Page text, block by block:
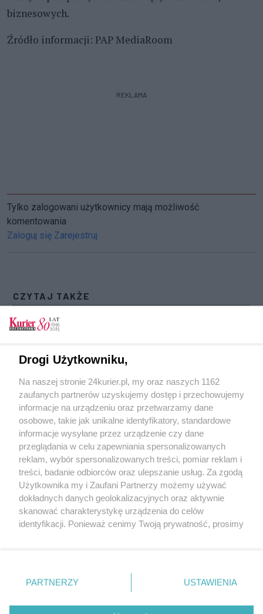
biznesowych.
Źródło informacji: PAP MediaRoom
REKLAMA
Tylko zalogowani użytkownicy mają możliwość
komentowania
Zaloguj się Zarejestruj
CZYTAJ TAKŻE
Polacy szukają alternatyw dla rosnących
kosztów transportu. Na popularności zyskują
Szczerze o otyłości [FILM]
Polak rekordzistą świata w 20-krotnym
Ironmanie Continuous
POGODA
28℃
Zobacz prognozę na 3 dni
Copyright © 2022 Kurier Szczeciński sp. z o.o.
Wszelkie prawa zastrzeżone
Drogi Użytkowniku,
Na naszej stronie 24kurier.pl, my oraz naszych 1162
zaufanych partnerów uzyskujemy dostęp i przechowujemy
informacje na urządzeniu oraz przetwarzamy dane
osobowe, takie jak unikalne identyfikatory, standardowe
informacje wysyłane przez urządzenie czy dane
przeglądania w celu zapewniania spersonalizowanych
reklam, wybór spersonalizowanych treści, pomiar reklam i
treści, badanie odbiorców oraz ulepszanie usług. Za zgodą
Użytkownika my i Zaufani Partnerzy możemy używać
dokładnych danych geolokalizacyjnych oraz aktywnie
skanować charakterystykę urządzenia do celów
identyfikacji. Ponieważ cenimy Twoją prywatność, prosimy
prywatności znajdujący się w lewym dolnym rogu strony
. Niektóre rodzaje przetwarzania danych nie wymagają
PARTNERZY USTAWIENIA